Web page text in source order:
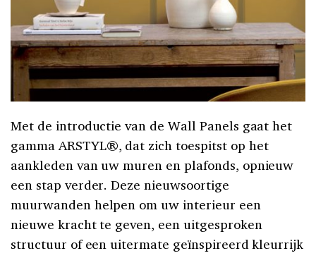
Met de introductie van de Wall Panels gaat het
gamma ARSTYL®, dat zich toespitst op het
aankleden van uw muren en plafonds, opnieuw
een stap verder. Deze nieuwsoortige
muurwanden helpen om uw interieur een
nieuwe kracht te geven, een uitgesproken
structuur of een uitermate geïnspireerd kleurrijk